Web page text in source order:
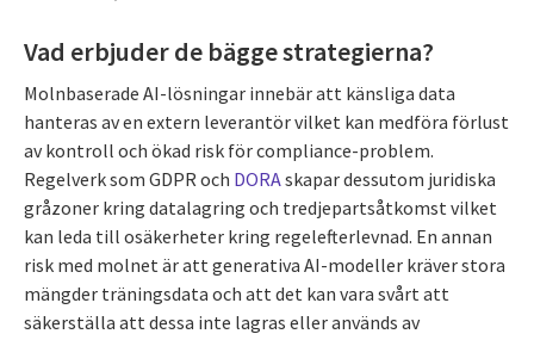
Vad erbjuder de bägge strategierna?
Molnbaserade AI-lösningar innebär att känsliga data
hanteras av en extern leverantör vilket kan medföra förlust
av kontroll och ökad risk för compliance-problem.
Regelverk som GDPR och DORAskapar dessutom juridiska
gråzoner kring datalagring och tredjepartsåtkomst vilket
kan leda till osäkerheter kring regelefterlevnad. En annan
risk med molnet är att generativa AI-modeller kräver stora
mängder träningsdata och att det kan vara svårt att
säkerställa att dessa inte lagras eller används av